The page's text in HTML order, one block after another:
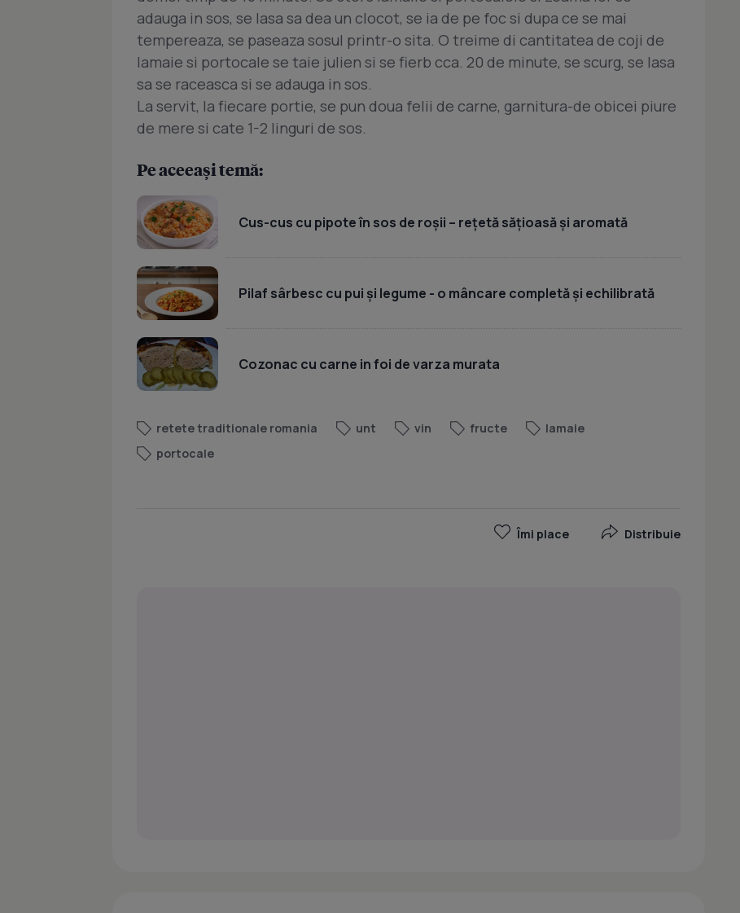
adauga in sos, se lasa sa dea un clocot, se ia de pe foc si dupa ce se mai
tempereaza, se paseaza sosul printr-o sita. O treime di cantitatea de coji de
lamaie si portocale se taie julien si se fierb cca. 20 de minute, se scurg, se lasa
sa se raceasca si se adauga in sos.
La servit, la fiecare portie, se pun doua felii de carne, garnitura-de obicei piure
de mere si cate 1-2 linguri de sos.
Pe aceeași temă:
Cus-cus cu pipote în sos de roșii – rețetă sățioasă și aromată
Pilaf sârbesc cu pui și legume - o mâncare completă și echilibrată
Cozonac cu carne in foi de varza murata
retete traditionale romania unt vin fructe
lamaie
portocale
Îmi place Distribuie